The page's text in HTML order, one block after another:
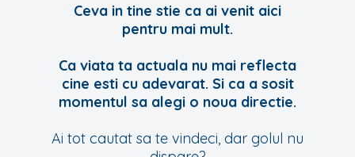
Ceva in tine stie ca ai venit aici
pentru mai mult.
Ca viata ta actuala nu mai reflecta
cine esti cu adevarat. Si ca a sosit
momentul sa alegi o noua directie.
Ai tot cautat sa te vindeci, dar golul nu